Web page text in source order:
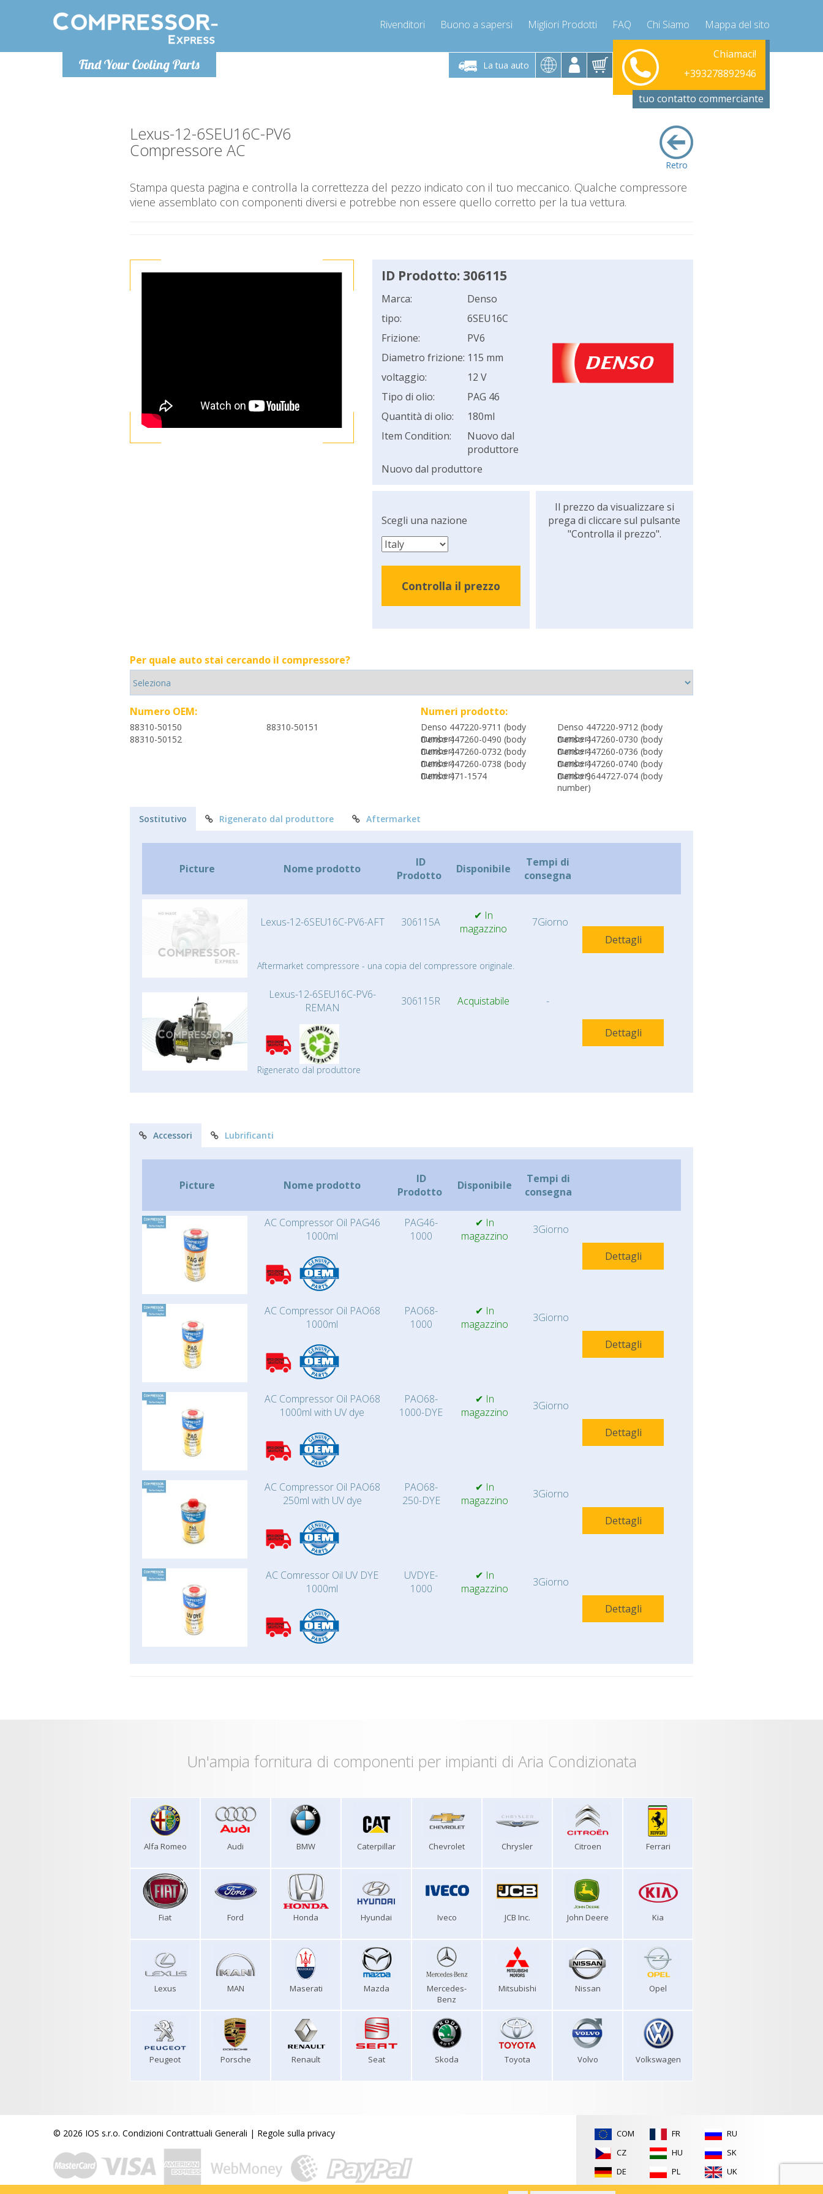
Find Your Cooling Parts
Rivenditori Buono a sapersi Migliori Prodotti FAQ Chi Siamo Mappa del sito
La tua auto
Lunedì-Venerdì 9-12 / 14-17
+393278892946
info@compressor-express.it
Chiamaci! Lunedì-Venerdì 9-12 / 14-17
+393278892946
info@compressor-express.it
Chiamaci!
+393278892946
Lunedì-Venerdì 9-12 / 14-17
info@compressor-express.it
tuo contatto commerciante
Retro
Lexus-12-6SEU16C-PV6
Compressore AC
Stampa questa pagina e controlla la correttezza del pezzo indicato con il tuo meccanico. Qualche compressore
viene assemblato con componenti diversi e potrebbe non essere quello corretto per la tua vettura.
ID Prodotto: 306115
Marca:
Denso
tipo:
6SEU16C
Frizione:
PV6
Diametro frizione: 115 mm
voltaggio:
12 V
Tipo di olio:
PAG 46
Quantità di olio:
180ml
Item Condition:
Nuovo dal
produttore
Nuovo dal produttore
Scegli una nazione
Controlla il prezzo
Il prezzo da visualizzare si
prega di cliccare sul pulsante
"Controlla il prezzo".
Per quale auto stai cercando il compressore?
Numero OEM:
88310-50150
88310-50151
88310-50152
Numeri prodotto:
Denso 447220-9711 (body
number)
Denso 447220-9712 (body
number)
Denso 447260-0490 (body
number)
Denso 447260-0730 (body
number)
Denso 447260-0732 (body
number)
Denso 447260-0736 (body
number)
Denso 447260-0738 (body
number)
Denso 447260-0740 (body
number)
Denso 471-1574
Denso 9644727-074 (body
number)
Sostitutivo Rigenerato dal produttore Aftermarket
Picture Nome prodotto
ID
Prodotto
Disponibile
Tempi di
consegna
Lexus-12-6SEU16C-PV6-AFT 306115A
✔ In
magazzino
7Giorno
Dettagli
Aftermarket compressore - una copia del compressore originale.
Lexus-12-6SEU16C-PV6-
REMAN
306115R Acquistabile -
Dettagli
Rigenerato dal produttore
Accessori Lubrificanti
Picture Nome prodotto
ID
Prodotto
Disponibile
Tempi di
consegna
AC Compressor Oil PAG46
1000ml
PAG46-
1000
✔ In
magazzino
3Giorno
Dettagli
AC Compressor Oil PAO68
1000ml
PAO68-
1000
✔ In
magazzino
3Giorno
Dettagli
AC Compressor Oil PAO68
1000ml with UV dye
PAO68-
1000-DYE
✔ In
magazzino
3Giorno
Dettagli
AC Compressor Oil PAO68
250ml with UV dye
PAO68-
250-DYE
✔ In
magazzino
3Giorno
Dettagli
AC Comressor Oil UV DYE
1000ml
UVDYE-
1000
✔ In
magazzino
3Giorno
Dettagli
Un'ampia fornitura di componenti per impianti di Aria Condizionata
Alfa Romeo Audi BMW Caterpillar Chevrolet Chrysler Citroen Ferrari
Fiat Ford Honda Hyundai Iveco JCB Inc. John Deere Kia
Lexus MAN Maserati Mazda
Mercedes-
Benz
Mitsubishi Nissan Opel
Peugeot Porsche Renault Seat Skoda Toyota Volvo Volkswagen
© 2026 IOS s.r.o. Condizioni Contrattuali Generali | Regole sulla privacy
COM
CZ
DE
FR
HU
PL
RU
SK
UK